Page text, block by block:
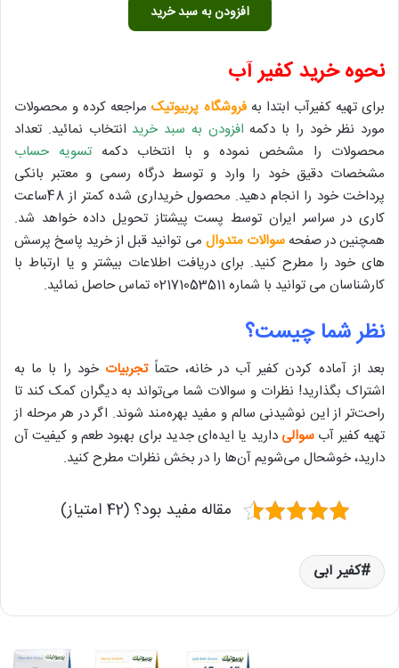
689,000 تومانافزودن به سبد خرید
نحوه خرید کفیر آب
برای تهیه کفیرآب ابتدا بهفروشگاه پربیوتیکمراجعه کرده و محصولات
مورد نظر خود را با دکمه افزودن به سبد خرید انتخاب نمائید. تعداد
محصولات را مشخص نموده و با انتخاب دکمه تسویه حساب
مشخصات دقیق خود را وارد و توسط درگاه رسمی و معتبر بانکی
پرداخت خود را انجام دهید. محصول خریداری شده کمتر از 48ساعت
کاری در سراسر ایران توسط پست پیشتاز تحویل داده خواهد شد.
همچنین در صفحهسوالات متدوال می توانید قبل از خرید پاسخ پرسش
های خود را مطرح کنید. برای دریافت اطلاعات بیشتر و یا ارتباط با
کارشناسان می توانید با شماره 02171053511 تماس حاصل نمائید.
نظر شما چیست؟
بعد از آماده کردن کفیر آب در خانه، حتماًتجربیات خود را با ما به
اشتراک بگذارید! نظرات و سوالات شما می‌تواند به دیگران کمک کند تا
راحت‌تر از این نوشیدنی سالم و مفید بهره‌مند شوند. اگر در هر مرحله از
تهیه کفیر آب سوالی دارید یا ایده‌ای جدید برای بهبود طعم و کیفیت آن
دارید، خوشحال می‌شویم آن‌ها را در بخش نظرات مطرح کنید.
مقاله مفید بود؟ (42 امتیاز)
کفیر آبی